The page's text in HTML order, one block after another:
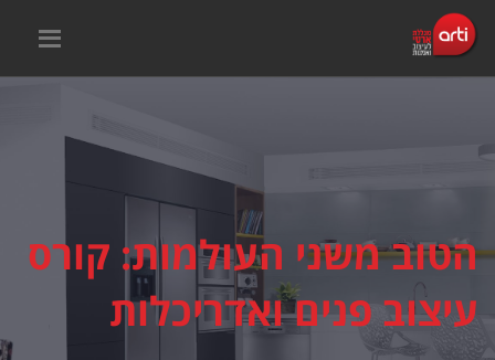
הטוב משני העולמות: קורס
עיצוב פנים ואדריכלות